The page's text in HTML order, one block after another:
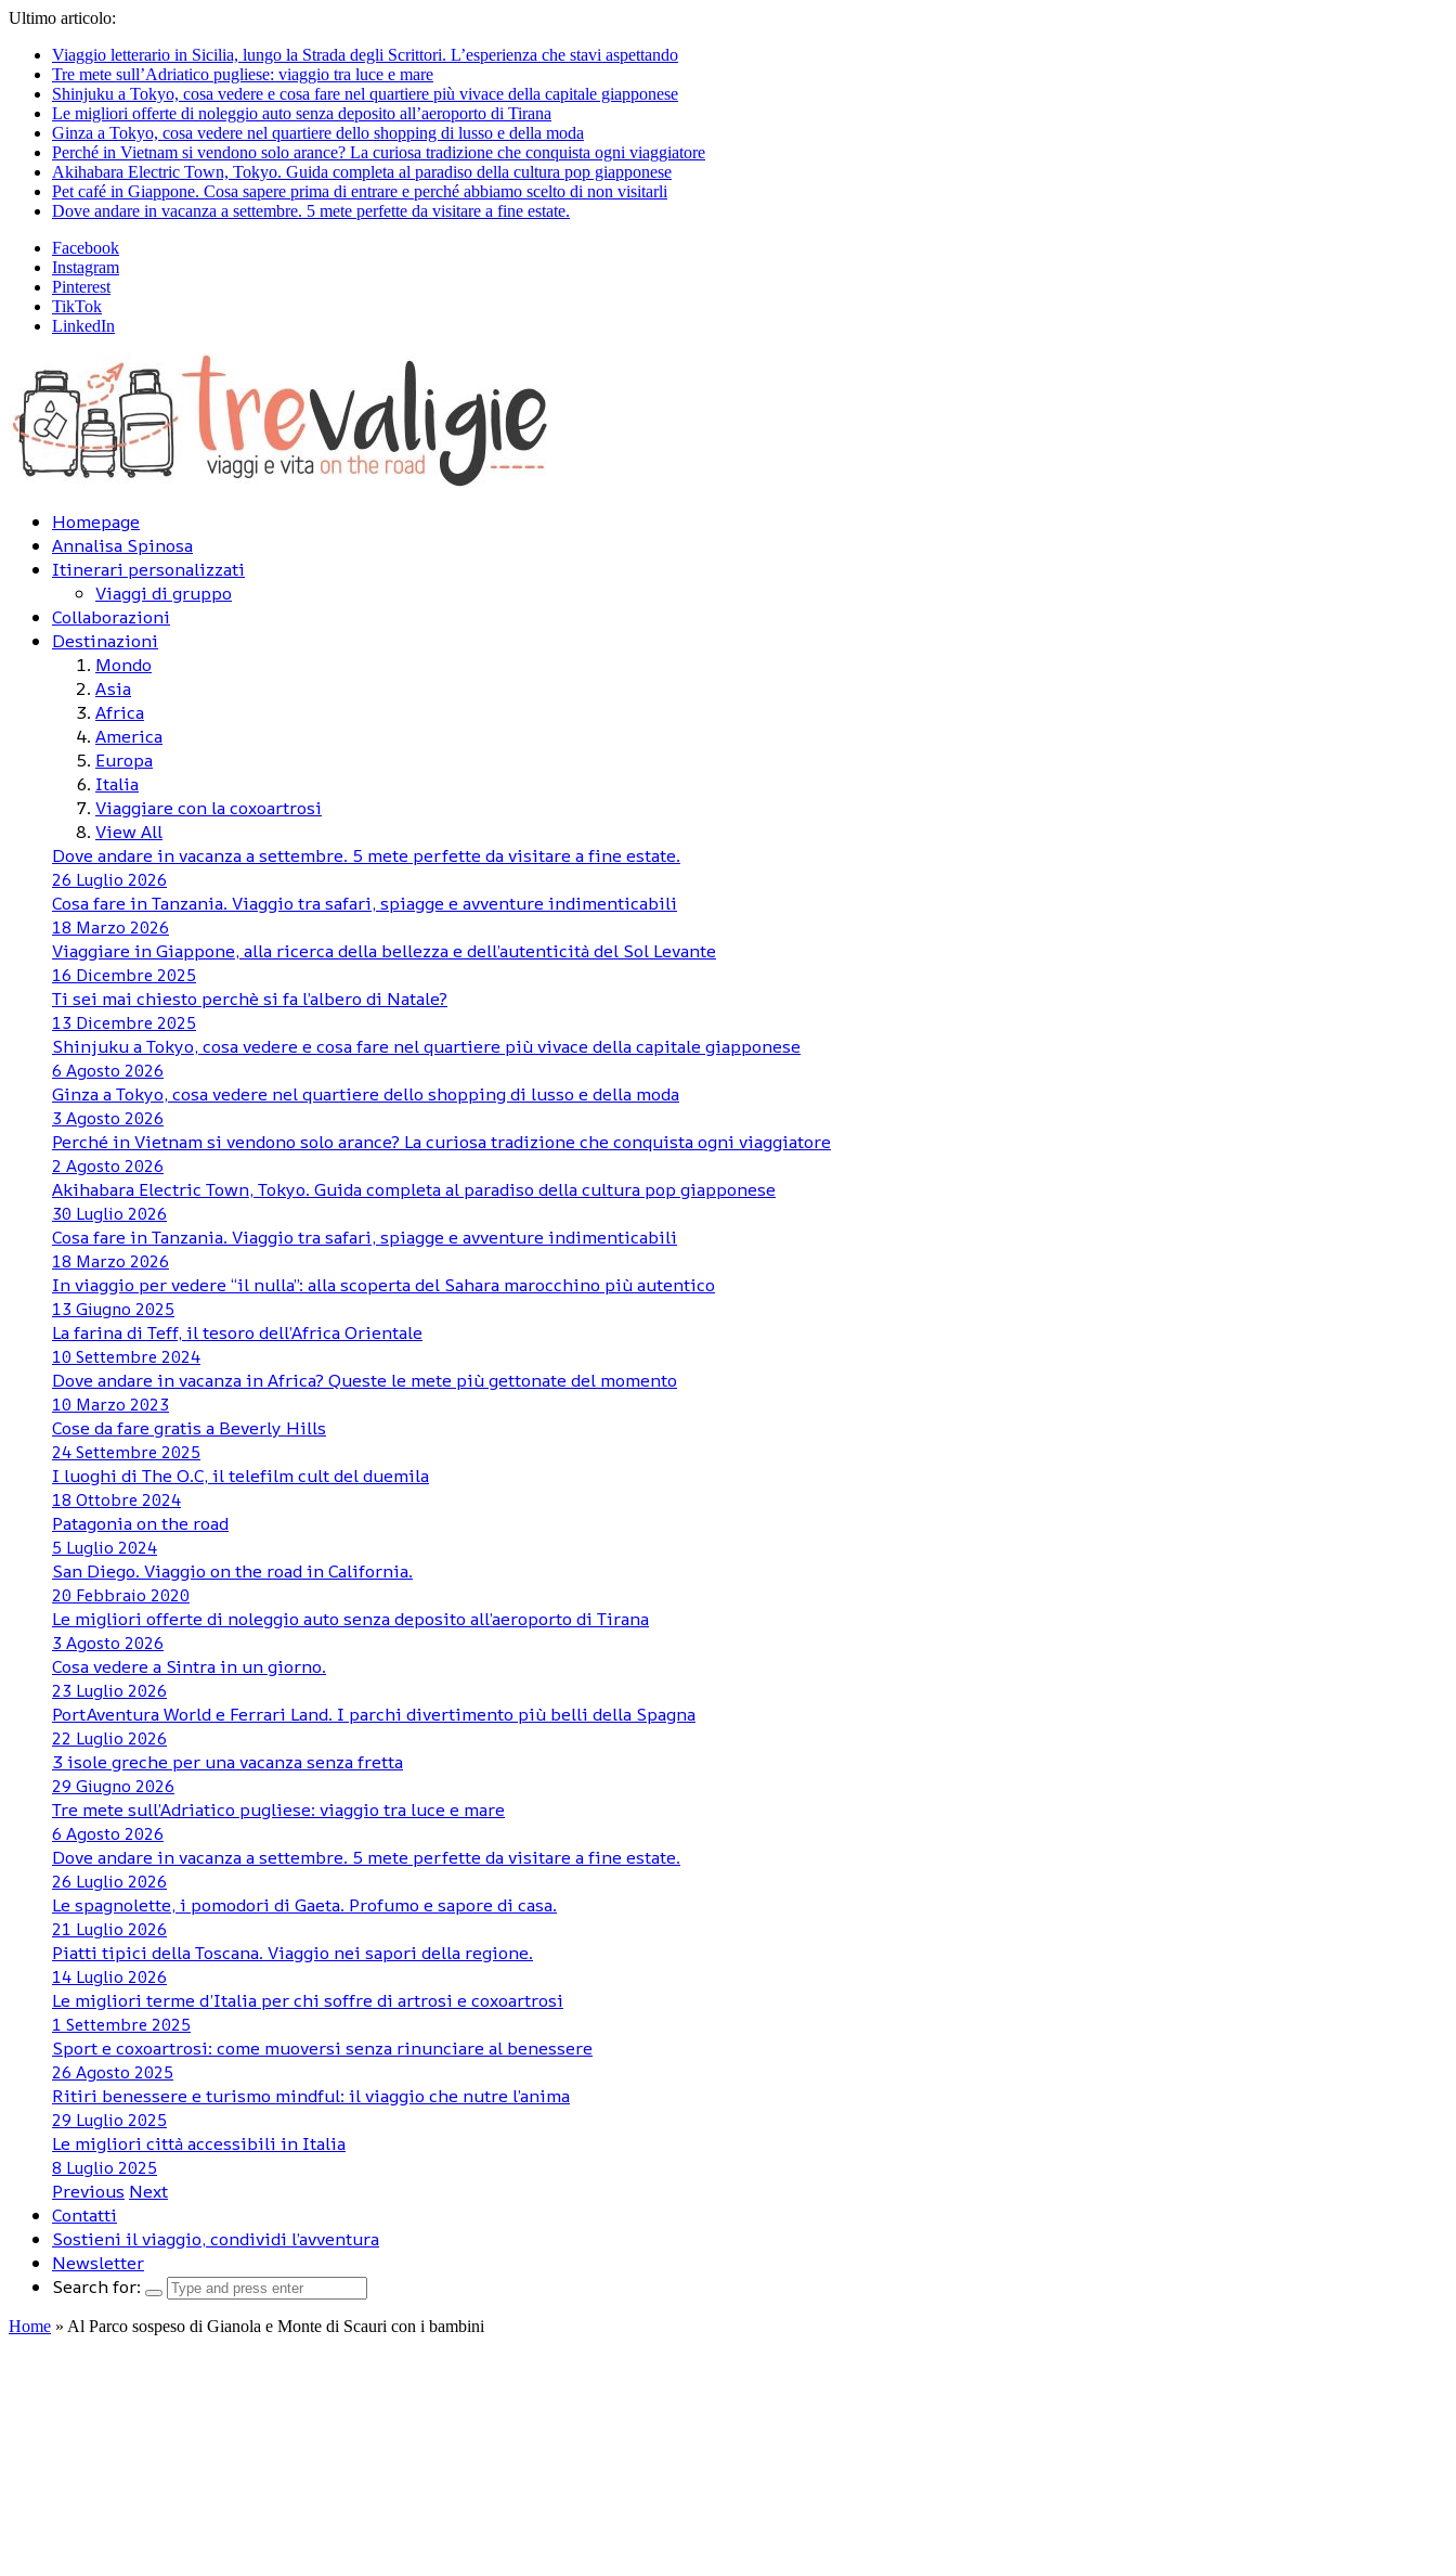
Ultimo articolo:
Viaggio letterario in Sicilia, lungo la Strada degli Scrittori. L’esperienza che stavi aspettando
Tre mete sull’Adriatico pugliese: viaggio tra luce e mare
Shinjuku a Tokyo, cosa vedere e cosa fare nel quartiere più vivace della capitale giapponese
Le migliori offerte di noleggio auto senza deposito all’aeroporto di Tirana
Ginza a Tokyo, cosa vedere nel quartiere dello shopping di lusso e della moda
Perché in Vietnam si vendono solo arance? La curiosa tradizione che conquista ogni viaggiatore
Akihabara Electric Town, Tokyo. Guida completa al paradiso della cultura pop giapponese
Pet café in Giappone. Cosa sapere prima di entrare e perché abbiamo scelto di non visitarli
Dove andare in vacanza a settembre. 5 mete perfette da visitare a fine estate.
Facebook
Instagram
Pinterest
TikTok
LinkedIn
Homepage
Annalisa Spinosa
Itinerari personalizzati
Viaggi di gruppo
Collaborazioni
Destinazioni
Mondo
Asia
Africa
America
Europa
Italia
Viaggiare con la coxoartrosi
View All
Dove andare in vacanza a settembre. 5 mete perfette da visitare a fine estate.
26 Luglio 2026
Cosa fare in Tanzania. Viaggio tra safari, spiagge e avventure indimenticabili
18 Marzo 2026
Viaggiare in Giappone, alla ricerca della bellezza e dell’autenticità del Sol Levante
16 Dicembre 2025
Ti sei mai chiesto perchè si fa l’albero di Natale?
13 Dicembre 2025
Shinjuku a Tokyo, cosa vedere e cosa fare nel quartiere più vivace della capitale giapponese
6 Agosto 2026
Ginza a Tokyo, cosa vedere nel quartiere dello shopping di lusso e della moda
3 Agosto 2026
Perché in Vietnam si vendono solo arance? La curiosa tradizione che conquista ogni viaggiatore
2 Agosto 2026
Akihabara Electric Town, Tokyo. Guida completa al paradiso della cultura pop giapponese
30 Luglio 2026
Cosa fare in Tanzania. Viaggio tra safari, spiagge e avventure indimenticabili
18 Marzo 2026
In viaggio per vedere “il nulla”: alla scoperta del Sahara marocchino più autentico
13 Giugno 2025
La farina di Teff, il tesoro dell’Africa Orientale
10 Settembre 2024
Dove andare in vacanza in Africa? Queste le mete più gettonate del momento
10 Marzo 2023
Cose da fare gratis a Beverly Hills
24 Settembre 2025
I luoghi di The O.C, il telefilm cult del duemila
18 Ottobre 2024
Patagonia on the road
5 Luglio 2024
San Diego. Viaggio on the road in California.
20 Febbraio 2020
Le migliori offerte di noleggio auto senza deposito all’aeroporto di Tirana
3 Agosto 2026
Cosa vedere a Sintra in un giorno.
23 Luglio 2026
PortAventura World e Ferrari Land. I parchi divertimento più belli della Spagna
22 Luglio 2026
3 isole greche per una vacanza senza fretta
29 Giugno 2026
Tre mete sull’Adriatico pugliese: viaggio tra luce e mare
6 Agosto 2026
Dove andare in vacanza a settembre. 5 mete perfette da visitare a fine estate.
26 Luglio 2026
Le spagnolette, i pomodori di Gaeta. Profumo e sapore di casa.
21 Luglio 2026
Piatti tipici della Toscana. Viaggio nei sapori della regione.
14 Luglio 2026
Le migliori terme d’Italia per chi soffre di artrosi e coxoartrosi
1 Settembre 2025
Sport e coxoartrosi: come muoversi senza rinunciare al benessere
26 Agosto 2025
Ritiri benessere e turismo mindful: il viaggio che nutre l’anima
29 Luglio 2025
Le migliori città accessibili in Italia
8 Luglio 2025
Previous Next
Contatti
Sostieni il viaggio, condividi l’avventura
Newsletter
Search for:
Home » Al Parco sospeso di Gianola e Monte di Scauri con i bambini